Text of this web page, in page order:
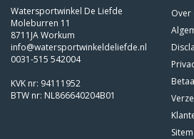
Watersportwinkel De Liefde
Moleburren 11
8711JA Workum
info@watersportwinkeldeliefde.nl
0031-515 542004
KVK nr: 94111952
BTW nr: NL866640204B01
Over